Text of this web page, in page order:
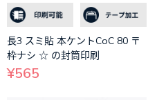
長3 スミ貼 本ケントCoC 80 〒
枠ナシ ☆ の封筒印刷
¥565